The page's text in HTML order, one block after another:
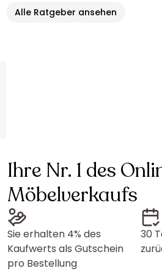
Alle Ratgeber ansehen
Ihre Nr. 1 des
Möbelverkaufs
Sie erhalten 4% des
Kaufwerts als Gutschein
pro Bestellung
30